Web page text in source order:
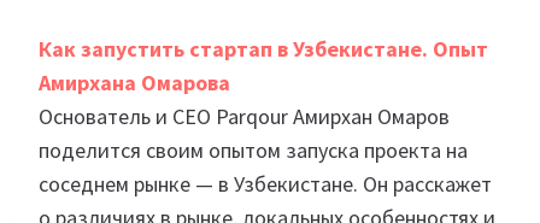
Как запустить стартап в Узбекистане. Опыт
Амирхана Омарова
Основатель и CEO Parqour Амирхан Омаров
поделится своим опытом запуска проекта на
соседнем рынке — в Узбекистане. Он расскажет